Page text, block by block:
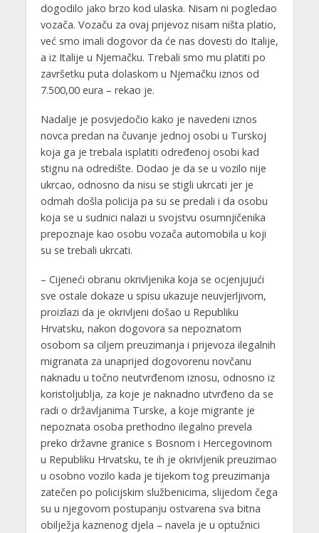
dogodilo jako brzo kod ulaska. Nisam ni pogledao
vozača. Vozaču za ovaj prijevoz nisam ništa platio,
već smo imali dogovor da će nas dovesti do Italije,
a iz Italije u Njemačku. Trebali smo mu platiti po
završetku puta dolaskom u Njemačku iznos od
7.500,00 eura – rekao je.
Nadalje je posvjedočio kako je navedeni iznos
novca predan na čuvanje jednoj osobi u Turskoj
koja ga je trebala isplatiti određenoj osobi kad
stignu na odredište. Dodao je da se u vozilo nije
ukrcao, odnosno da nisu se stigli ukrcati jer je
odmah došla policija pa su se predali i da osobu
koja se u sudnici nalazi u svojstvu osumnjičenika
prepoznaje kao osobu vozača automobila u koji
su se trebali ukrcati.
– Cijeneći obranu okrivljenika koja se ocjenjujući
sve ostale dokaze u spisu ukazuje neuvjerljivom,
proizlazi da je okrivljeni došao u Republiku
Hrvatsku, nakon dogovora sa nepoznatom
osobom sa ciljem preuzimanja i prijevoza ilegalnih
migranata za unaprijed dogovorenu novčanu
naknadu u točno neutvrđenom iznosu, odnosno iz
koristoljublja, za koje je naknadno utvrđeno da se
radi o državljanima Turske, a koje migrante je
nepoznata osoba prethodno ilegalno prevela
preko državne granice s Bosnom i Hercegovinom
u Republiku Hrvatsku, te ih je okrivljenik preuzimao
u osobno vozilo kada je tijekom tog preuzimanja
zatečen po policijskim službenicima, slijedom čega
su u njegovom postupanju ostvarena sva bitna
obilježja kaznenog djela – navela je u optužnici